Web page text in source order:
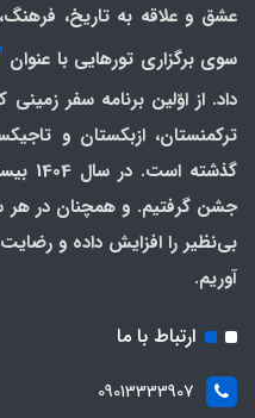
عشق و علاقه به تاریخ،
سوی برگزاری تورهایی با عنوان
داد. از اوّلین برنامه سفر
ترکمنستان، ازبکستان و
جشن گرفتیم. و همچنان در هر
بی‌نظیر را افزایش داده و
آوریم.
ارتباط با ما
09013333907